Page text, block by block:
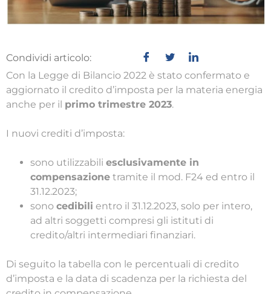
Condividi articolo:
Con la Legge di Bilancio 2022 è stato confermato e
aggiornato il credito d’imposta per la materia energia
anche per il primo trimestre 2023.
I nuovi crediti d’imposta:
sono utilizzabili esclusivamente in
compensazione tramite il mod. F24 ed entro il
31.12.2023;
sono cedibili entro il 31.12.2023, solo per intero,
ad altri soggetti compresi gli istituti di
credito/altri intermediari finanziari.
Di seguito la tabella con le percentuali di credito
d’imposta e la data di scadenza per la richiesta del